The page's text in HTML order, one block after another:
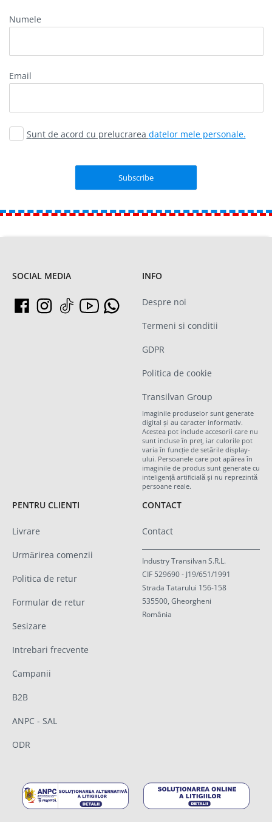
Numele
email
Sunt de acord cu prelucrarea datelor mele personale.
SOCIAL MEDIA INFO
Despre noi
Termeni si conditii
GDPR
Politica de cookie
Transilvan Group
Imaginile produselor sunt generate
digital și au caracter informativ.
Acestea pot include accesorii care nu
sunt incluse în preț, iar culorile pot
varia în funcție de setările display-
ului. Persoanele care pot apărea în
imaginile de produs sunt generate cu
inteligență artificială și nu reprezintă
persoane reale.
PENTRU CLIENTI
Livrare
Urmărirea comenzii
Politica de retur
Formular de retur
Sesizare
Intrebari frecvente
Campanii
B2B
ANPC - SAL
ODR
CONTACT
Contact
Industry Transilvan S.R.L.
CIF 529690 - J19/651/1991
Strada Tatarului 156-158
535500, Gheorgheni
România